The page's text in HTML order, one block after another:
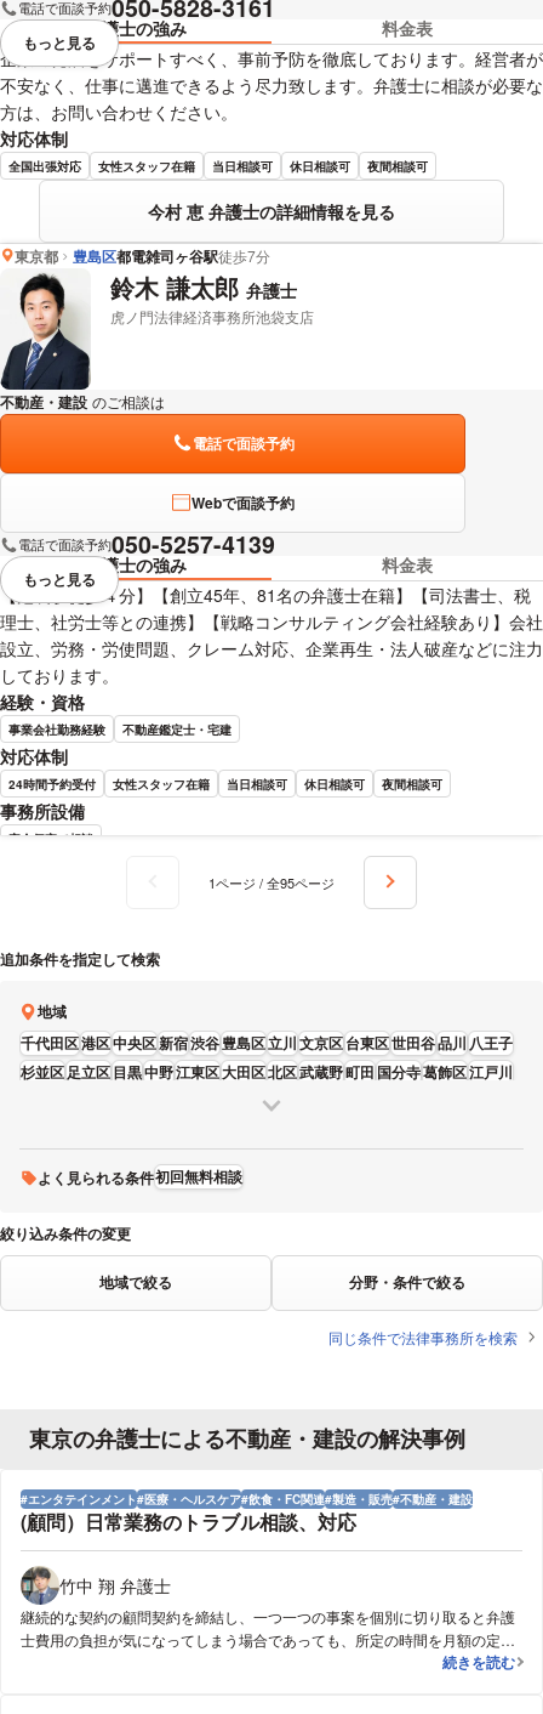
電話で面談予約050-5828-3161
弁護士の強み
料金表
企業の発展をサポートすべく、事前予防を徹底しております。経営者が
不安なく、仕事に邁進できるよう尽力致します。弁護士に相談が必要な
方は、お問い合わせください。
対応体制
全国出張対応 女性スタッフ在籍 当日相談可 休日相談可 夜間相談可
今村 恵 弁護士の詳細情報を見る
視覚的に省略されている要素を
もっと見る
東京都 豊島区都電雑司ヶ谷駅徒歩7分
鈴木 謙太郎 弁護士
虎ノ門法律経済事務所池袋支店
不動産・建設 のご相談は
電話で面談予約
Webで面談予約
電話で面談予約050-5257-4139
弁護士の強み
料金表
【池袋駅徒歩４分】【創立45年、81名の弁護士在籍】【司法書士、税
理士、社労士等との連携】【戦略コンサルティング会社経験あり】会社
設立、労務・労使問題、クレーム対応、企業再生・法人破産などに注力
しております。
経験・資格
事業会社勤務経験 不動産鑑定士・宅建
対応体制
24時間予約受付 女性スタッフ在籍 当日相談可 休日相談可 夜間相談可
事務所設備
完全個室で相談
鈴木 謙太郎 弁護士の詳細情報を見る
視覚的に省略されている要素を
もっと見る
1ページ / 全95ページ
追加条件を指定して検索
地域
千代田区港区中央区新宿渋谷豊島区立川文京区台東区世田谷品川 八王子
杉並区足立区目黒中野江東区大田区北区武蔵野町田 国分寺葛飾区江戸川
多摩板橋
よく見られる条件初回無料相談
絞り込み条件の変更
地域で絞る 分野・条件で絞る
同じ条件で法律事務所を検索
東京の弁護士による不動産・建設の解決事例
エンタテインメント 医療・ヘルスケア 飲食・FC関連 製造・販売 不動産・建設
(顧問）日常業務のトラブル相談、対応
竹中 翔 弁護士
継続的な契約の顧問契約を締結し、一つ一つの事案を個別に切り取ると弁護
士費用の負担が気になってしまう場合であっても、所定の時間を月額の定額
の顧問料でカバーすることで、弁護士に遠慮なく相談等を行える関係性を構
(顧問）日常業
続きを読む